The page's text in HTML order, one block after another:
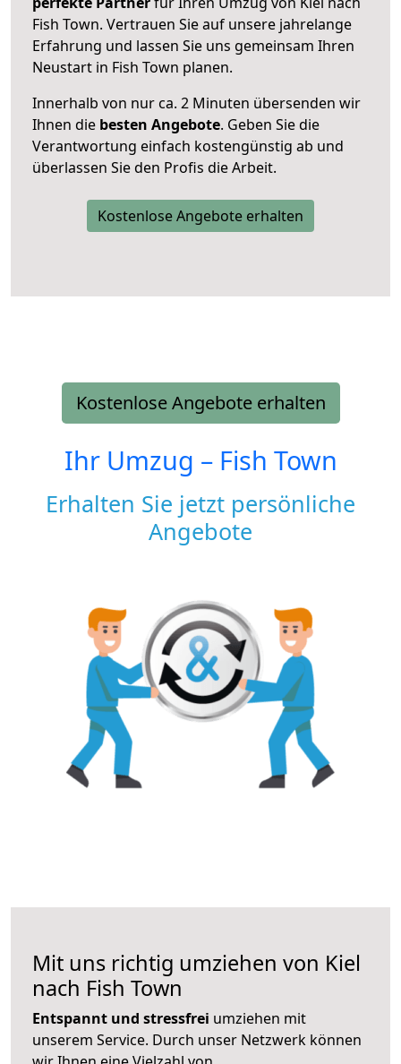
Fish Town. Vertrauen Sie auf unsere jahrelange
Erfahrung und lassen Sie uns gemeinsam Ihren
Neustart in Fish Town planen.
Innerhalb von nur ca. 2 Minuten übersenden wir
Ihnen die besten Angebote. Geben Sie die
Verantwortung einfach kostengünstig ab und
überlassen Sie den Profis die Arbeit.
Kostenlose Angebote erhalten
Kostenlose Angebote erhalten
Ihr Umzug – Fish Town
Erhalten Sie jetzt persönliche
Angebote
Mit uns richtig umziehen von Kiel
nach Fish Town
Entspannt und stressfrei umziehen mit
unserem Service. Durch unser Netzwerk können